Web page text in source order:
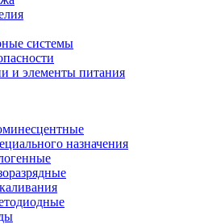
системы
и элементы питания
назначения